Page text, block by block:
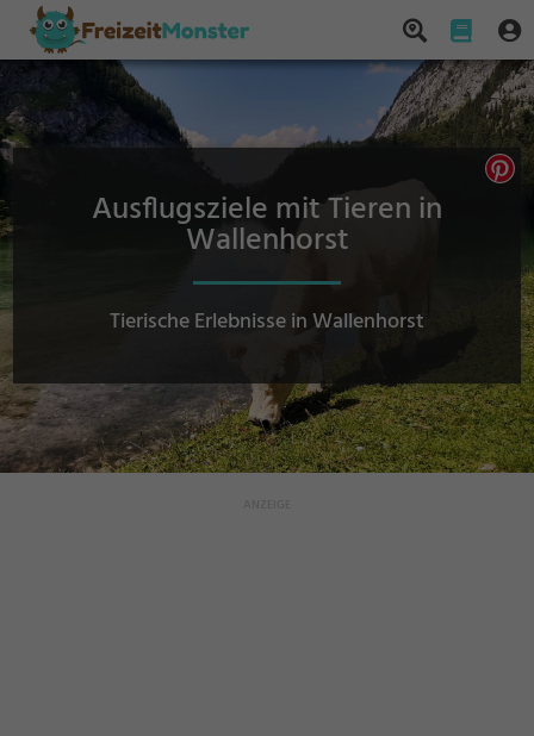
Ausflugsziele mit Tieren in
Wallenhorst
Tierische Erlebnisse in Wallenhorst